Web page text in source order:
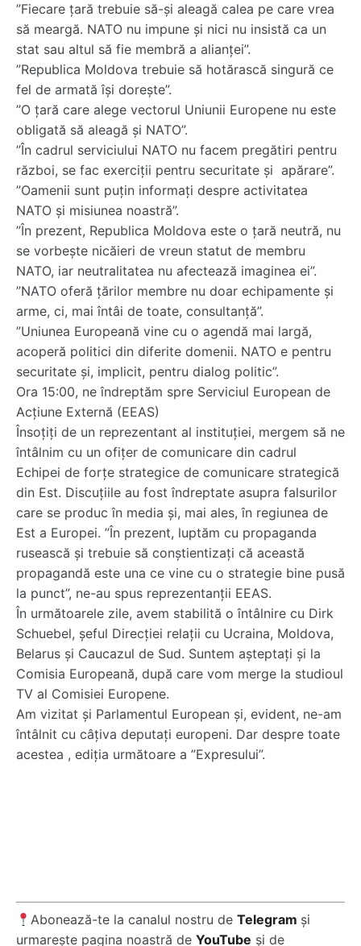
”Fiecare țară trebuie să-și aleagă calea pe care vrea
să meargă. NATO nu impune și nici nu insistă ca un
stat sau altul să fie membră a alianței”.
”Republica Moldova trebuie să hotărască singură ce
fel de armată își dorește”.
”O țară care alege vectorul Uniunii Europene nu este
obligată să aleagă și NATO”.
”În cadrul serviciului NATO nu facem pregătiri pentru
război, se fac exerciții pentru securitate și apărare”.
”Oamenii sunt puțin informați despre activitatea
NATO și misiunea noastră”.
”În prezent, Republica Moldova este o țară neutră, nu
se vorbește nicăieri de vreun statut de membru
NATO, iar neutralitatea nu afectează imaginea ei”.
”NATO oferă țărilor membre nu doar echipamente și
arme, ci, mai întâi de toate, consultanță”.
”Uniunea Europeană vine cu o agendă mai largă,
acoperă politici din diferite domenii. NATO e pentru
securitate și, implicit, pentru dialog politic”.
Ora 15:00, ne îndreptăm spre Serviciul European de
Acțiune Externă (EEAS)
Însoțiți de un reprezentant al instituției, mergem să ne
întâlnim cu un ofițer de comunicare din cadrul
Echipei de forțe strategice de comunicare strategică
din Est. Discuțiile au fost îndreptate asupra falsurilor
care se produc în media și, mai ales, în regiunea de
Est a Europei. ”În prezent, luptăm cu propaganda
rusească și trebuie să conștientizați că această
propagandă este una ce vine cu o strategie bine pusă
la punct”, ne-au spus reprezentanții EEAS.
În următoarele zile, avem stabilită o întâlnire cu Dirk
Schuebel, șeful Direcției relații cu Ucraina, Moldova,
Belarus și Caucazul de Sud. Suntem așteptați și la
Comisia Europeană, după care vom merge la studioul
TV al Comisiei Europene.
Am vizitat și Parlamentul European și, evident, ne-am
întâlnit cu câțiva deputați europeni. Dar despre toate
acestea , ediția următoare a ”Expresului”.
Abonează-te la canalul nostru deTelegram și
urmarește pagina noastră de YouTube și de